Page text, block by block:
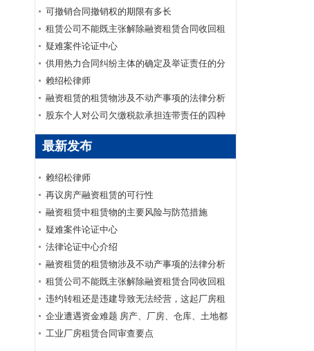
土地抵押权(附:先抵后租裁判规则)|法客帝国
可撤销合同撤销权的期限有多长
租赁公司不能既主张解除融资租赁合同收回租
赁物又要求承租人支付全部未付租金
疑难案件论证中心
供用热力合同纠纷主体的确定及举证责任的分
配
赖绍松律师
融资租赁的租赁物涉及不动产事项的法律分析
股东个人对公司欠缴税款承担连带责任的四种
情形
最新发布
赖绍松律师
再议房产融资租赁的可行性
融资租赁中租赁物的主要风险与防范措施
疑难案件论证中心
法律论证中心介绍
融资租赁的租赁物涉及不动产事项的法律分析
租赁公司不能既主张解除融资租赁合同收回租
赁物又要求承租人支付全部未付租金
违约转租还是违建导致无法经营，这起厂房租
赁合同纠纷应如何认定？
企业遭遇资金难题 房产、厂房、仓库、土地都
可以帮你抵押融资
工业厂房租赁合同审查要点